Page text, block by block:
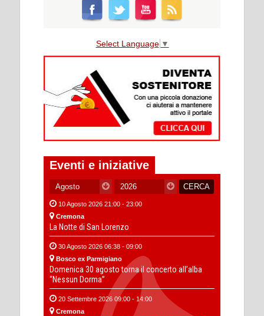
Select Language ▼
Eventi e iniziative
10 Agosto 2026 21:00 - 23:00
Cremona
La Notte di San Lorenzo
30 Agosto 2026 06:38 - 09:00
Bosco ex Parmigiano
Domenica 30 agosto torna il concerto all’alba
“Nessun Dorma”
20 Settembre 2026 09:00 - 14:00
Cremona